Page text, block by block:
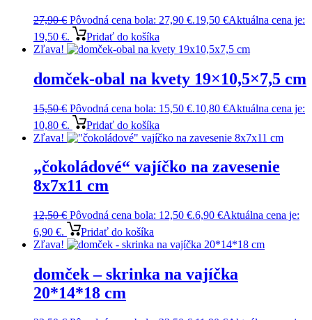
27,90€ Pôvodná cena bola: 27,90 €.19,50 €Aktuálna cena je:
19,50 €.
Pridať do košíka
Zľava!
domček-obal na kvety 19×10,5×7,5 cm
15,50€ Pôvodná cena bola: 15,50 €.10,80 €Aktuálna cena je:
10,80 €.
Pridať do košíka
Zľava!
„čokoládové“ vajíčko na zavesenie
8x7x11 cm
12,50€ Pôvodná cena bola: 12,50 €.6,90 €Aktuálna cena je:
6,90 €.
Pridať do košíka
Zľava!
domček – skrinka na vajíčka
20*14*18 cm